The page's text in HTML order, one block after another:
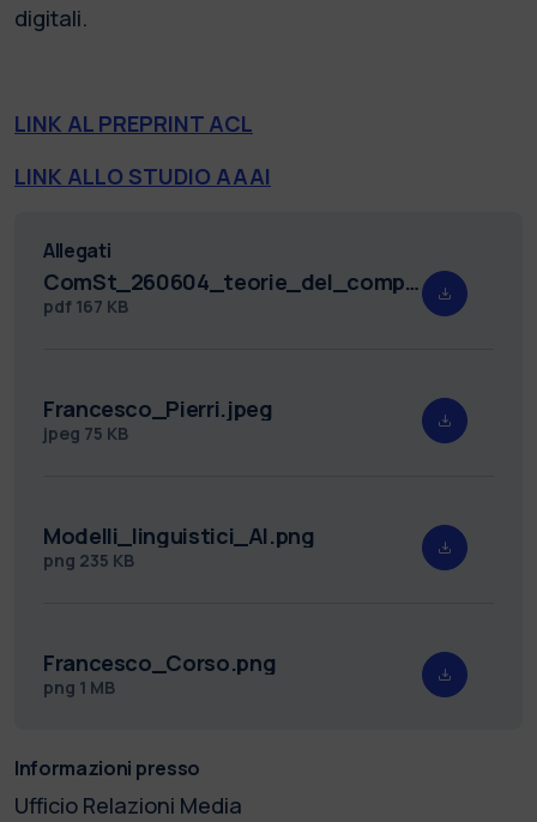
digitali.
LINK AL PREPRINT ACL
LINK ALLO STUDIO AAAI
Allegati
ComSt_260604_teorie_del_complotto.pdf
pdf 167 KB
Francesco_Pierri.jpeg
jpeg 75 KB
Modelli_linguistici_AI.png
png 235 KB
Francesco_Corso.png
png 1 MB
Informazioni presso
Ufficio Relazioni Media